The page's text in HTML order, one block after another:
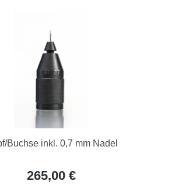
Buchse inkl. 0,7 mm Nadel
265,00 €